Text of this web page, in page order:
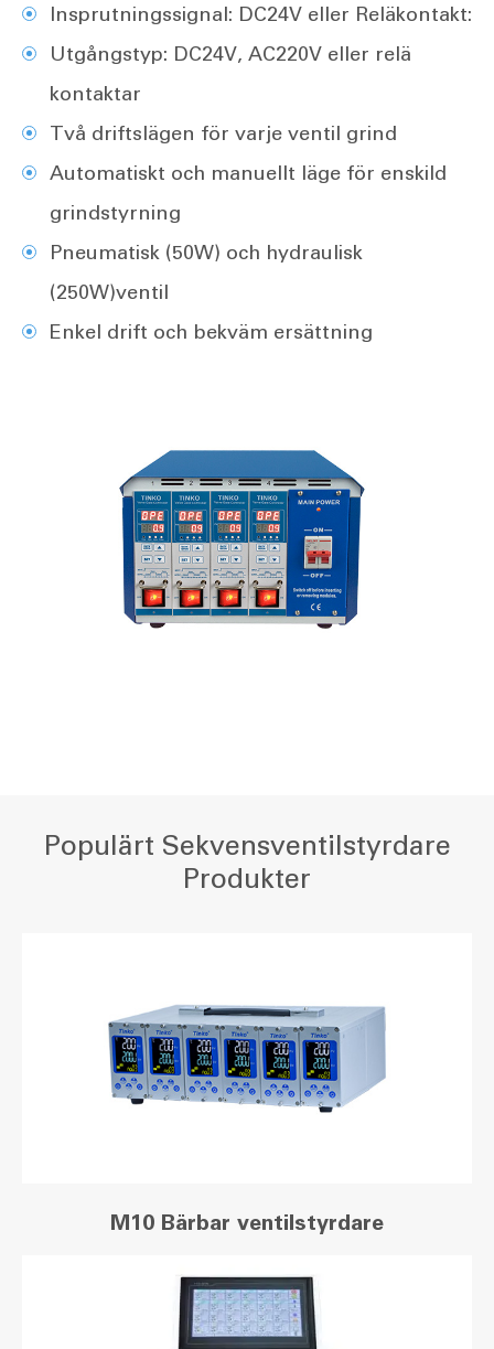
Insprutningssignal: DC24V eller Reläkontakt:
Utgångstyp: DC24V, AC220V eller relä
kontaktar
Två driftslägen för varje ventil grind
Automatiskt och manuellt läge för enskild
grindstyrning
Pneumatisk (50W) och hydraulisk
(250W)ventil
Enkel drift och bekväm ersättning
Populärt Sekvensventilstyrdare
Produkter
M10 Bärbar ventilstyrdare